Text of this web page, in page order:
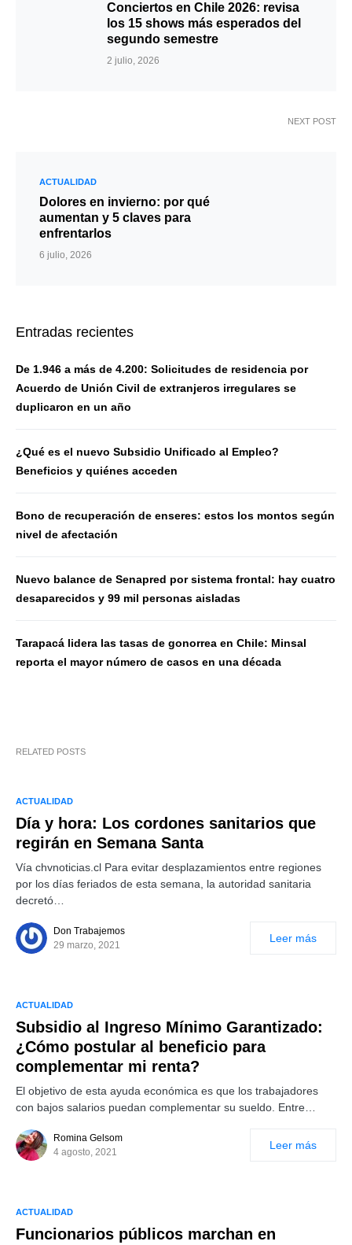
Conciertos en Chile 2026: revisa
los 15 shows más esperados del
segundo semestre
2 julio, 2026
NEXT POST
ACTUALIDAD
Dolores en invierno: por qué
aumentan y 5 claves para
enfrentarlos
6 julio, 2026
Entradas recientes
De 1.946 a más de 4.200: Solicitudes de residencia por
Acuerdo de Unión Civil de extranjeros irregulares se
duplicaron en un año
¿Qué es el nuevo Subsidio Unificado al Empleo?
Beneficios y quiénes acceden
Bono de recuperación de enseres: estos los montos según
nivel de afectación
Nuevo balance de Senapred por sistema frontal: hay cuatro
desaparecidos y 99 mil personas aisladas
Tarapacá lidera las tasas de gonorrea en Chile: Minsal
reporta el mayor número de casos en una década
RELATED POSTS
ACTUALIDAD
Día y hora: Los cordones sanitarios que
regirán en Semana Santa
Vía chvnoticias.cl Para evitar desplazamientos entre regiones
por los días feriados de esta semana, la autoridad sanitaria
decretó…
Don Trabajemos
29 marzo, 2021
Leer más
ACTUALIDAD
Subsidio al Ingreso Mínimo Garantizado:
¿Cómo postular al beneficio para
complementar mi renta?
El objetivo de esta ayuda económica es que los trabajadores
con bajos salarios puedan complementar su sueldo. Entre…
Romina Gelsom
4 agosto, 2021
Leer más
ACTUALIDAD
Funcionarios públicos marchan en